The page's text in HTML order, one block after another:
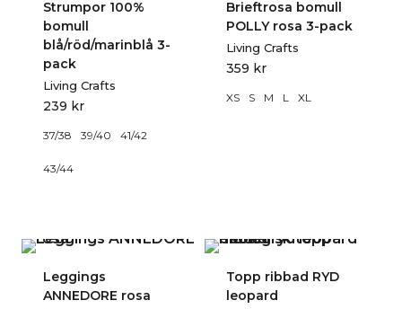
Strumpor 100%
bomull
blå/röd/marinblå 3-
pack
Living Crafts
239 kr
37/38 39/40 41/42
43/44
Brieftrosa bomull
POLLY rosa 3-pack
Living Crafts
359 kr
XS S M L XL
Leggings
ANNEDORE rosa
Topp ribbad RYD
leopard